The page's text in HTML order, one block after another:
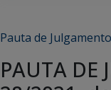
Pauta de Julgamento
PAUTA DE